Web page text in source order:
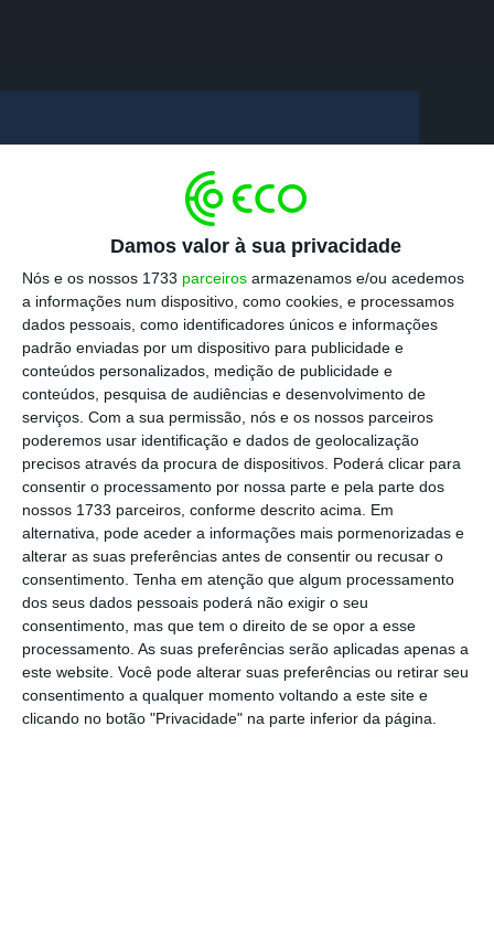
Damos valor à sua privacidade
Nós e os nossos 1733 parceiros armazenamos e/ou acedemos
a informações num dispositivo, como cookies, e processamos
dados pessoais, como identificadores únicos e informações
padrão enviadas por um dispositivo para publicidade e
conteúdos personalizados, medição de publicidade e
conteúdos, pesquisa de audiências e desenvolvimento de
serviços. Com a sua permissão, nós e os nossos parceiros
poderemos usar identificação e dados de geolocalização
precisos através da procura de dispositivos. Poderá clicar para
consentir o processamento por nossa parte e pela parte dos
nossos 1733 parceiros, conforme descrito acima. Em
alternativa, pode aceder a informações mais pormenorizadas e
alterar as suas preferências antes de consentir ou recusar o
consentimento. Tenha em atenção que algum processamento
dos seus dados pessoais poderá não exigir o seu
consentimento, mas que tem o direito de se opor a esse
processamento. As suas preferências serão aplicadas apenas a
este website. Você pode alterar suas preferências ou retirar seu
consentimento a qualquer momento voltando a este site e
clicando no botão "Privacidade" na parte inferior da página.